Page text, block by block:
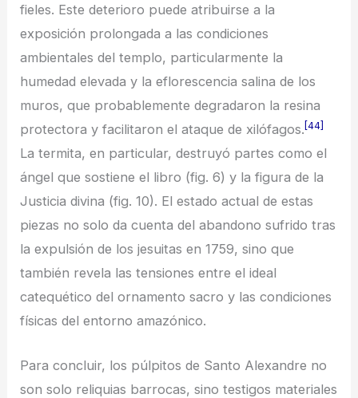
fieles. Este deterioro puede atribuirse a la
exposición prolongada a las condiciones
ambientales del templo, particularmente la
humedad elevada y la eflorescencia salina de los
muros, que probablemente degradaron la resina
protectora y facilitaron el ataque de xilófagos.[44]
La termita, en particular, destruyó partes como el
ángel que sostiene el libro (fig. 6) y la figura de la
Justicia divina (fig. 10). El estado actual de estas
piezas no solo da cuenta del abandono sufrido tras
la expulsión de los jesuitas en 1759, sino que
también revela las tensiones entre el ideal
catequético del ornamento sacro y las condiciones
físicas del entorno amazónico.
Para concluir, los púlpitos de Santo Alexandre no
son solo reliquias barrocas, sino testigos materiales